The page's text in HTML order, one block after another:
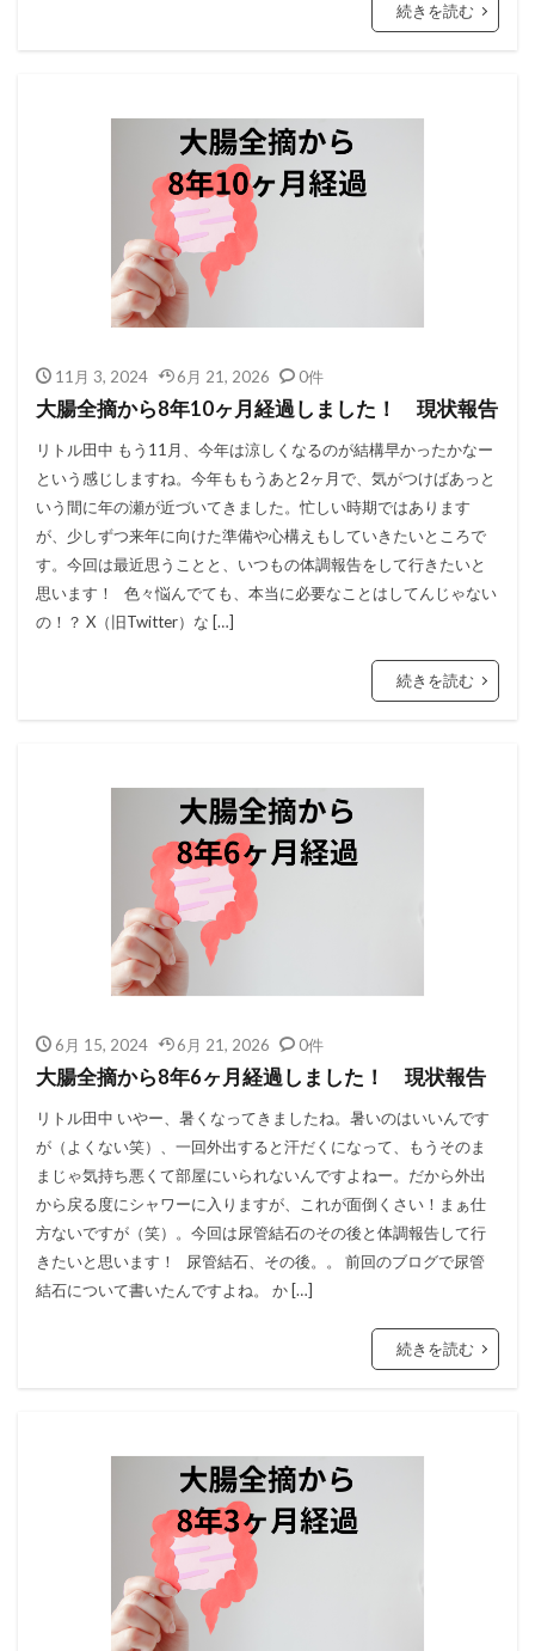
続きを読む
11月 3, 2024 6月 21, 2026 0件
大腸全摘から8年10ヶ月経過しました！ 現状報告
リトル田中 もう11月、今年は涼しくなるのが結構早かったかなー
という感じしますね。今年ももうあと2ヶ月で、気がつけばあっと
いう間に年の瀬が近づいてきました。忙しい時期ではあります
が、少しずつ来年に向けた準備や心構えもしていきたいところで
す。今回は最近思うことと、いつもの体調報告をして行きたいと
思います！ 色々悩んでても、本当に必要なことはしてんじゃない
の！？ X（旧Twitter）な […]
続きを読む
6月 15, 2024 6月 21, 2026 0件
大腸全摘から8年6ヶ月経過しました！ 現状報告
リトル田中 いやー、暑くなってきましたね。暑いのはいいんです
が（よくない笑）、一回外出すると汗だくになって、もうそのま
まじゃ気持ち悪くて部屋にいられないんですよねー。だから外出
から戻る度にシャワーに入りますが、これが面倒くさい！まぁ仕
方ないですが（笑）。今回は尿管結石のその後と体調報告して行
きたいと思います！ 尿管結石、その後。。 前回のブログで尿管
結石について書いたんですよね。 か […]
続きを読む